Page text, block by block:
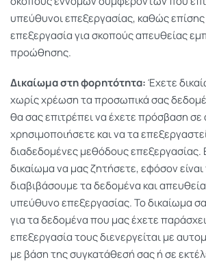
υπεύθυνοι επεξεργασίας, καθώς επίσης
επεξεργασία για σκοπούς απευθείας
προώθησης.
Δικαίωμα στη φορητότητα:Έχετε
χωρίς χρέωση τα προσωπικά σας
θα σας επιτρέπει να έχετε πρόσβαση σε
χρησιμοποιήσετε και να τα
διαδεδομένες μεθόδους επεξεργασίας.
δικαίωμα να μας ζητήσετε, εφόσον είναι
διαβιβάσουμε τα δεδομένα και
υπεύθυνο επεξεργασίας. Το δικαίωμα
για τα δεδομένα που μας έχετε παράσχει
επεξεργασία τους διενεργείται με
με βάση της συγκατάθεσή σας ή σε